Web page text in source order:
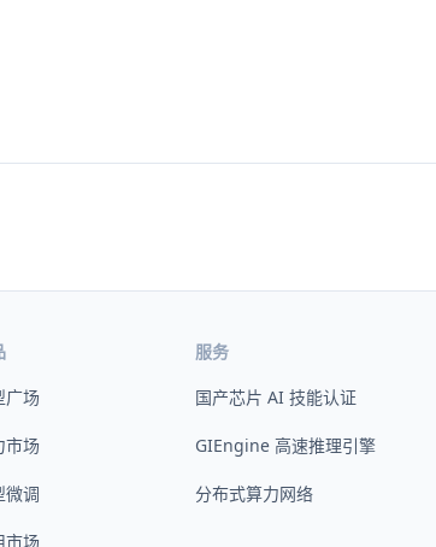
广场
市场
微调
市场
服务
国产芯片 AI 技能认证
GIEngine 高速推理引擎
分布式算力网络